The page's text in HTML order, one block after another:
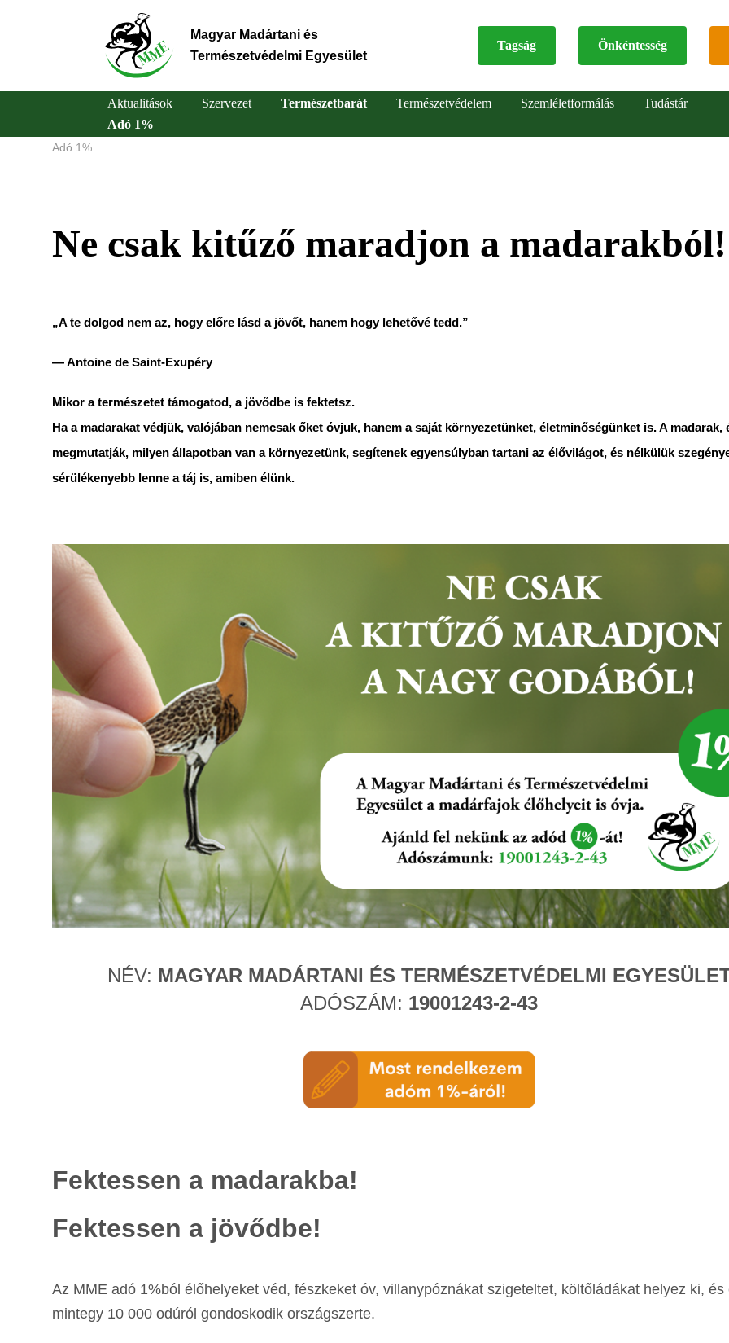
Magyar Madártani és
Természetvédelmi Egyesület
Top
Tagság Önkéntesség
Main
Aktualitások Szervezet Természetbarát Természetvédelem Szemléletformálás
Tudástár
Adó 1%
Adó 1%
Ne csak kitűző maradjon a madarakból!
„A te dolgod nem az, hogy előre lásd a jövőt, hanem hogy lehetővé tedd.”
— Antoine de Saint-Exupéry
Mikor a természetet támogatod, a jövődbe is fektetsz.
Ha a madarakat védjük, valójában nemcsak őket óvjuk, hanem a saját környezetünket, életminőségünket is. A madarak,
megmutatják, milyen állapotban van a környezetünk, segítenek egyensúlyban tartani az élővilágot, és nélkülük
sérülékenyebb lenne a táj is, amiben élünk.
NÉV: MAGYAR MADÁRTANI ÉS TERMÉSZETVÉDELMI
ADÓSZÁM: 19001243-2-43
Fektessen a madarakba!
Fektessen a jövődbe!
Az MME adó 1%ból élőhelyeket véd, fészkeket óv, villanypóznákat szigeteltet, költőládákat helyez ki, és
mintegy 10 000 odúról gondoskodik országszerte.